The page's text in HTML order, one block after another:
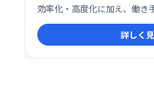
効率化・高度化に加え、働き
もサポートします。
詳しく